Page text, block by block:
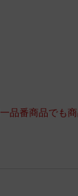
品番商品でも